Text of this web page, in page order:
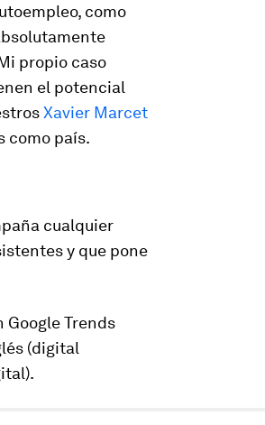
como
propio caso
el potencial
Xavier Marcet
como país.
cualquier
y que pone
Google Trends
(digital